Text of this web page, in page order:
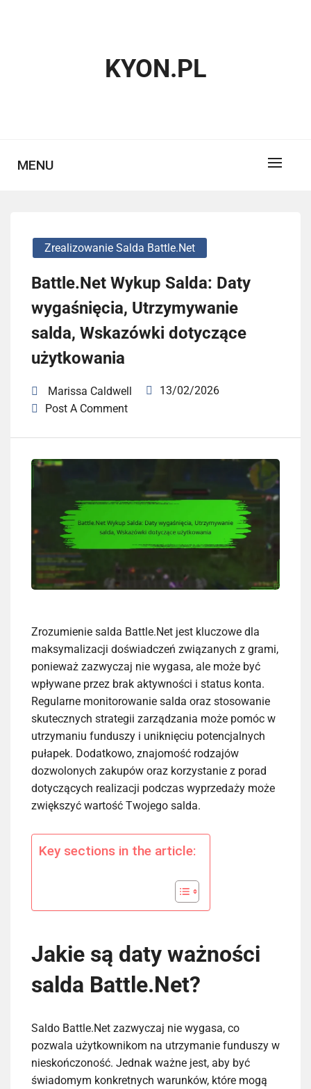
KYON.PL
MENU
Zrealizowanie Salda Battle.net
Battle.Net Wykup Salda: Daty
wygaśnięcia, Utrzymywanie
salda, Wskazówki dotyczące
użytkowania
Marissa Caldwell
13/02/2026
Post A Comment
Zrozumienie salda Battle.Net jest kluczowe dla
maksymalizacji doświadczeń związanych z grami,
ponieważ zazwyczaj nie wygasa, ale może być
wpływane przez brak aktywności i status konta.
Regularne monitorowanie salda oraz stosowanie
skutecznych strategii zarządzania może pomóc w
utrzymaniu funduszy i uniknięciu potencjalnych
pułapek. Dodatkowo, znajomość rodzajów
dozwolonych zakupów oraz korzystanie z porad
dotyczących realizacji podczas wyprzedaży może
zwiększyć wartość Twojego salda.
Key sections in the article:
Jakie są daty ważności
salda Battle.Net?
Saldo Battle.Net zazwyczaj nie wygasa, co
pozwala użytkownikom na utrzymanie funduszy w
nieskończoność. Jednak ważne jest, aby być
świadomym konkretnych warunków, które mogą